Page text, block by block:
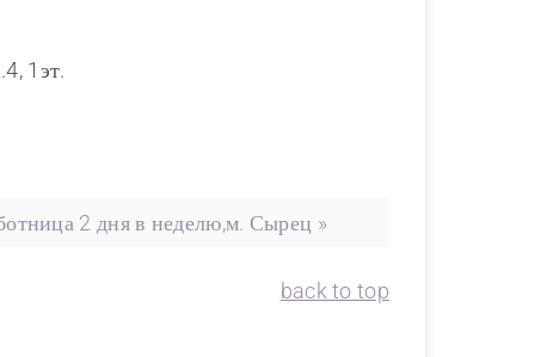
1эт.
2 дня в неделю,м. Сырец »
back to top